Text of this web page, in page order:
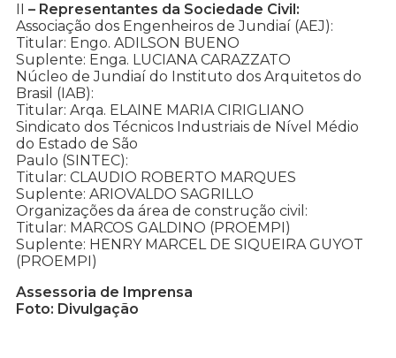
II – Representantes da Sociedade Civil:
Associação dos Engenheiros de Jundiaí (AEJ):
Titular: Engo. ADILSON BUENO
Suplente: Enga. LUCIANA CARAZZATO
Núcleo de Jundiaí do Instituto dos Arquitetos do
Brasil (IAB):
Titular: Arqa. ELAINE MARIA CIRIGLIANO
Sindicato dos Técnicos Industriais de Nível Médio
do Estado de São
Paulo (SINTEC):
Titular: CLAUDIO ROBERTO MARQUES
Suplente: ARIOVALDO SAGRILLO
Organizações da área de construção civil:
Titular: MARCOS GALDINO (PROEMPI)
Suplente: HENRY MARCEL DE SIQUEIRA GUYOT
(PROEMPI)
Assessoria de Imprensa
Foto: Divulgação